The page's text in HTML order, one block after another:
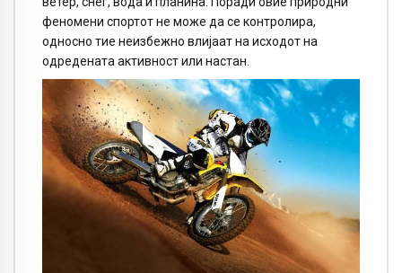
феномени спортот не може да се контролира,
односно тие неизбежно влијаат на исходот на
одредената активност или настан.